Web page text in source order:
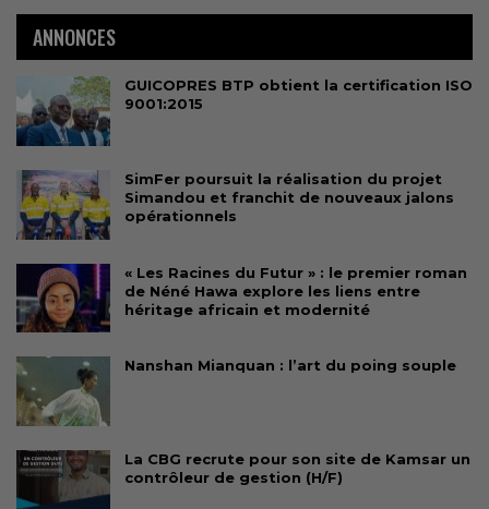
ANNONCES
GUICOPRES BTP obtient la certification ISO
9001:2015
SimFer poursuit la réalisation du projet
Simandou et franchit de nouveaux jalons
opérationnels
« Les Racines du Futur » : le premier roman
de Néné Hawa explore les liens entre
héritage africain et modernité
Nanshan Mianquan : l’art du poing souple
La CBG recrute pour son site de Kamsar un
contrôleur de gestion (H/F)